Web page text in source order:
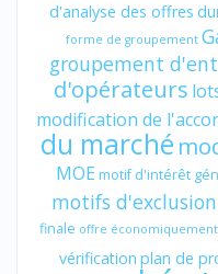
d'analyse des offres
forme de groupement
groupement
d'opérateurs
modification de
du marché
MOE motif d'intérêt
motifs d'exclusion
finale offre économiquement
vérification plan de